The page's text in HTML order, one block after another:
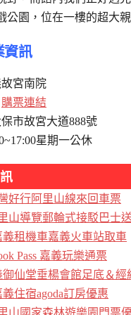
公園，位在一樓的超大
資訊
宮南院
購票連結
市故宮大道888號
星期一公休
好行阿里山線來回車票
山導覽郵輪式接駁巴士
義租機車嘉義火車站取車
Pass 嘉義玩樂通票
御仙堂垂楊會館足底＆
義住宿agoda訂房優惠
山國家森林遊樂園門票